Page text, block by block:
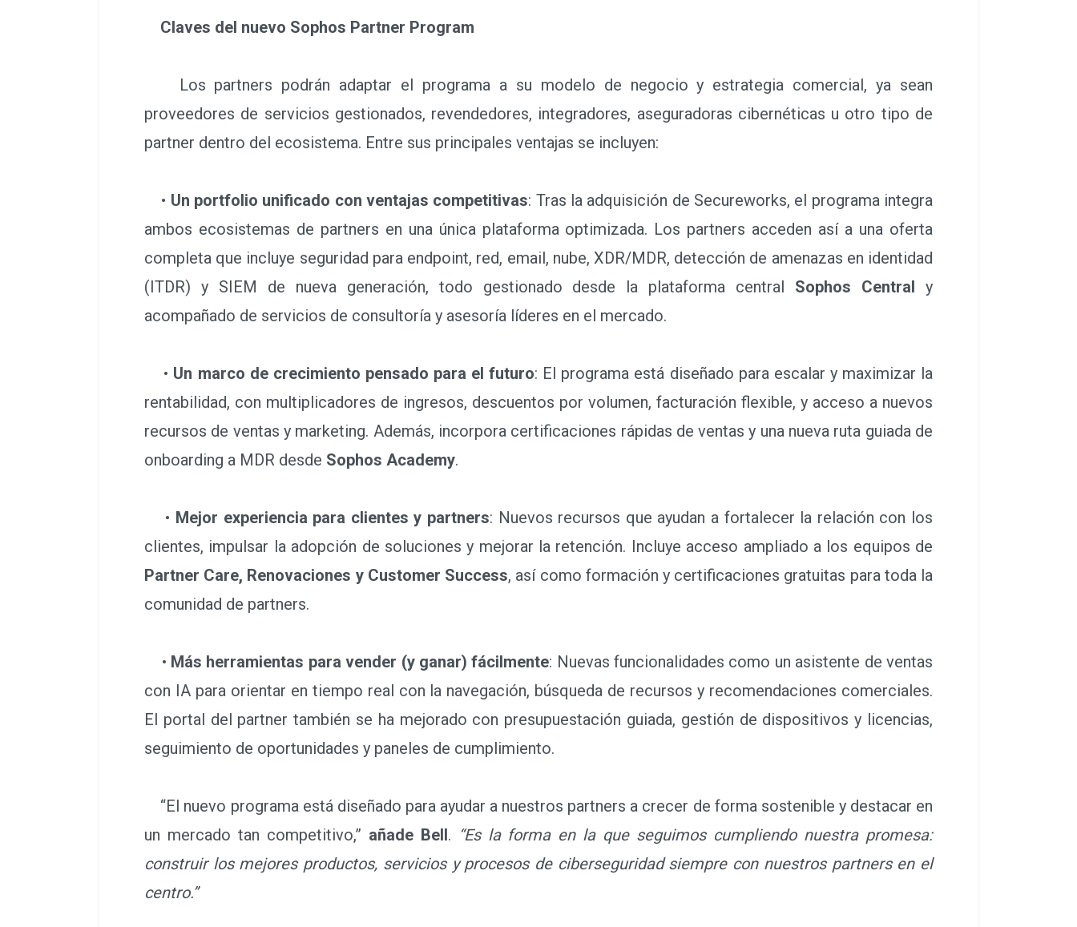
Claves del nuevo Sophos Partner Program
Los partners podrán adaptar el programa a su modelo de negocio y estrategia comercial, ya sean
proveedores de servicios gestionados, revendedores, integradores, aseguradoras cibernéticas u otro tipo de
partner dentro del ecosistema. Entre sus principales ventajas se incluyen:
• Un portfolio unificado con ventajas competitivas: Tras la adquisición de Secureworks, el programa integra
ambos ecosistemas de partners en una única plataforma optimizada. Los partners acceden así a una oferta
completa que incluye seguridad para endpoint, red, email, nube, XDR/MDR, detección de amenazas en identidad
(ITDR) y SIEM de nueva generación, todo gestionado desde la plataforma central Sophos Central y
acompañado de servicios de consultoría y asesoría líderes en el mercado.
• Un marco de crecimiento pensado para el futuro: El programa está diseñado para escalar y maximizar la
rentabilidad, con multiplicadores de ingresos, descuentos por volumen, facturación flexible, y acceso a nuevos
recursos de ventas y marketing. Además, incorpora certificaciones rápidas de ventas y una nueva ruta guiada de
onboarding a MDR desde Sophos Academy.
• Mejor experiencia para clientes y partners: Nuevos recursos que ayudan a fortalecer la relación con los
clientes, impulsar la adopción de soluciones y mejorar la retención. Incluye acceso ampliado a los equipos de
Partner Care, Renovaciones y Customer Success, así como formación y certificaciones gratuitas para toda la
comunidad de partners.
• Más herramientas para vender (y ganar) fácilmente: Nuevas funcionalidades como un asistente de ventas
con IA para orientar en tiempo real con la navegación, búsqueda de recursos y recomendaciones comerciales.
El portal del partner también se ha mejorado con presupuestación guiada, gestión de dispositivos y licencias,
seguimiento de oportunidades y paneles de cumplimiento.
“El nuevo programa está diseñado para ayudar a nuestros partners a crecer de forma sostenible y destacar en
un mercado tan competitivo,” añade Bell. “Es la forma en la que seguimos cumpliendo nuestra promesa:
construir los mejores productos, servicios y procesos de ciberseguridad siempre con nuestros partners en el
centro.”